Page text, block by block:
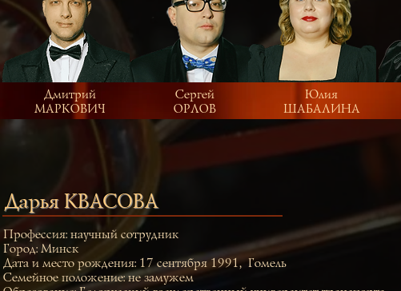
Дмитрий
МАРКОВИЧ
Сергей
ОРЛОВ
Юлия
ШАБАЛИНА
Дарья КВАСОВА
Профессия: научный сотрудник
Город: Минск
Дата и место рождения: 17 сентября 1991,Гомель
Семейное положение: не замужем